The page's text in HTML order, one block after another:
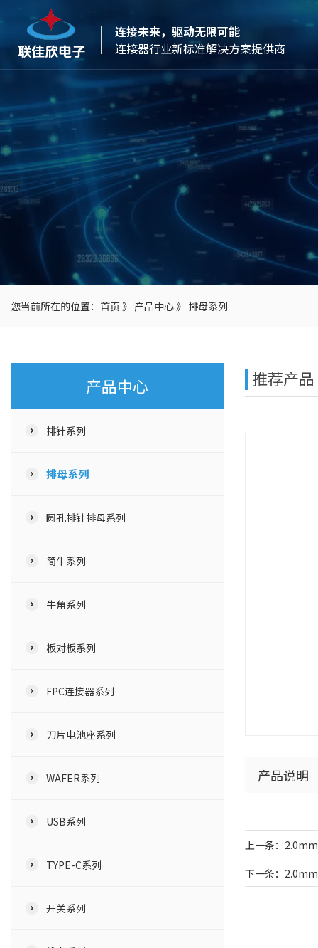
连接未来，驱动无限可能
连接器行业新标准解决方案提供商
您当前所在的位置： 首页 》 产品中心》 排母系列
产品中心
排针系列
排母系列
圆孔排针排母系列
简牛系列
牛角系列
板对板系列
FPC连接器系列
刀片电池座系列
WAFER系列
USB系列
TYPE-C系列
开关系列
推荐产品
产品说明
上一条：
下一条：